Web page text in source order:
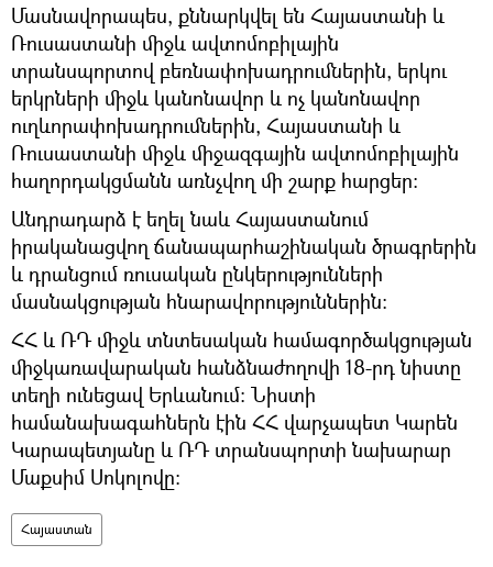
Մասնավորապես, քննարկվել են Հայաստանի և
Ռուսաստանի միջև ավտոմոբիլային
տրանսպորտով բեռնափոխադրումներին, երկու
երկրների միջև կանոնավոր և ոչ կանոնավոր
ուղևորափոխադրումներին, Հայաստանի և
Ռուսաստանի միջև միջազգային ավտոմոբիլային
հաղորդակցմանն առնչվող մի շարք հարցեր։
Անդրադարձ է եղել նաև Հայաստանում
իրականացվող ճանապարհաշինական ծրագրերին
և դրանցում ռուսական ընկերությունների
մասնակցության հնարավորություններին:
ՀՀ և ՌԴ միջև տնտեսական համագործակցության
միջկառավարական հանձնաժողովի 18-րդ նիստը
տեղի ունեցավ Երևանում: Նիստի
համանախագահներն էին ՀՀ վարչապետ Կարեն
Կարապետյանը և ՌԴ տրանսպորտի նախարար
Մաքսիմ Սոկոլովը։
Հայաստան